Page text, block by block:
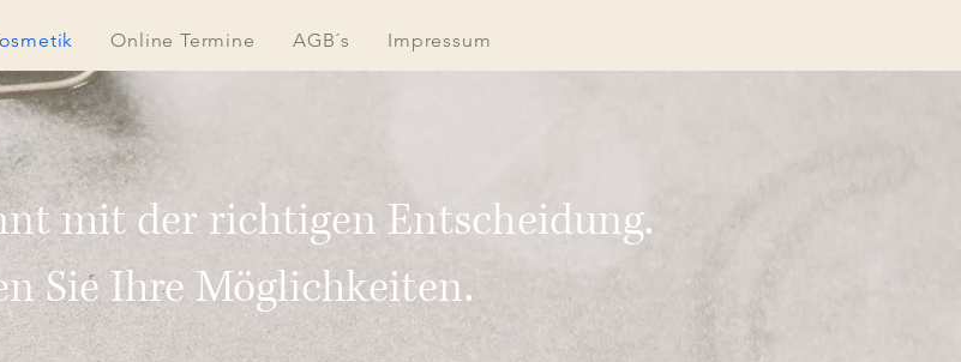
Online Termine AGB´s Impressum
mit der richtigen Entscheidung.
Sie Ihre Möglichkeiten.